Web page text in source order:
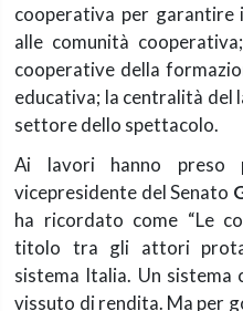
cooperativa per garantire
alle comunità
cooperative della
educativa; la centralità del
settore dello spettacolo.
Ai lavori hanno
vicepresidente del Senato
ha ricordato come “Le
titolo tra gli attori
sistema Italia. Un sistema
vissuto di rendita. Ma per